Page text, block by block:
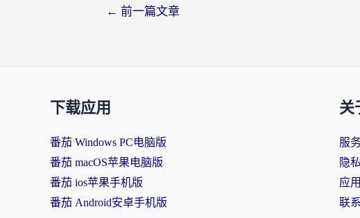
← 前一篇文章
下载应用
番茄 Windows PC电脑版
番茄 macOS苹果电脑版
番茄 ios苹果手机版
番茄 Android安卓手机版
关
服
隐
应
联